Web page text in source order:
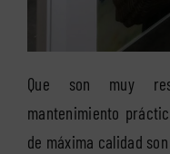
Que son muy
mantenimiento
de máxima calidad